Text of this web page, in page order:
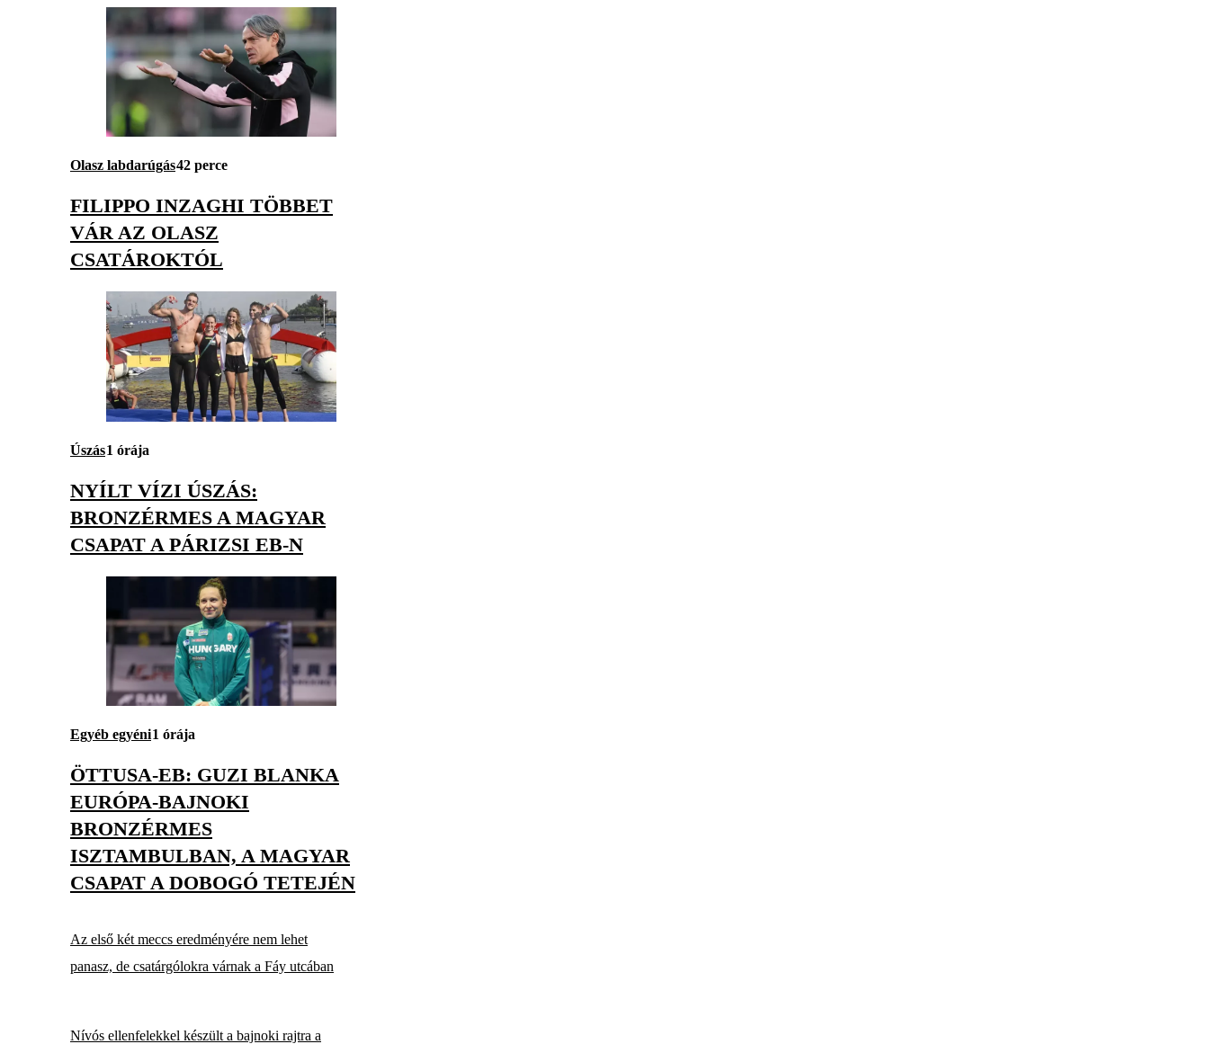
Olasz labdarúgás42 perce
FILIPPO INZAGHI TÖBBET
VÁR AZ OLASZ
CSATÁROKTÓL
Úszás1 órája
NYÍLT VÍZI ÚSZÁS:
BRONZÉRMES A MAGYAR
CSAPAT A PÁRIZSI EB-N
Egyéb egyéni1 órája
ÖTTUSA-EB: GUZI BLANKA
EURÓPA-BAJNOKI
BRONZÉRMES
ISZTAMBULBAN, A MAGYAR
CSAPAT A DOBOGÓ TETEJÉN
Az első két meccs eredményére nem lehet
panasz, de csatárgólokra várnak a Fáy utcában
Nívós ellenfelekkel készült a bajnoki rajtra a